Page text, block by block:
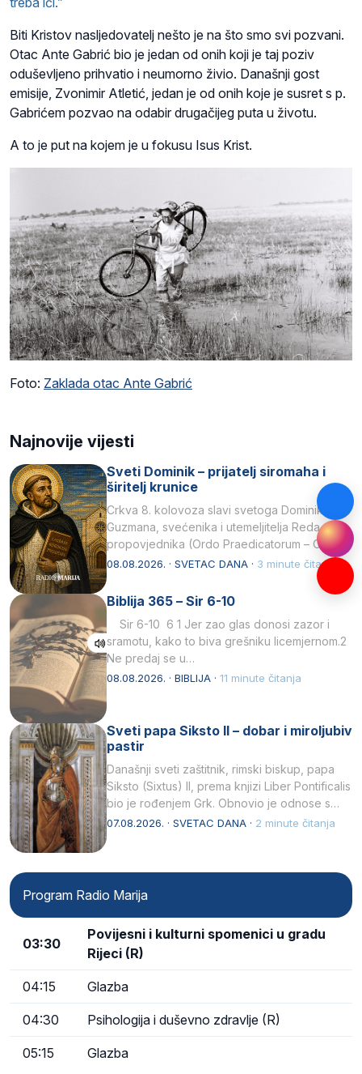
Biti Kristov nasljedovatelj nešto je na što smo svi pozvani.
Otac Ante Gabrić bio je jedan od onih koji je taj poziv
oduševljeno prihvatio i neumorno živio. Današnji gost
emisije, Zvonimir Atletić, jedan je od onih koje je susret s p.
Gabrićem pozvao na odabir drugačijeg puta u životu.
A to je put na kojem je u fokusu Isus Krist.
Foto: Zaklada otac Ante Gabrić
Najnovije vijesti
Sveti Dominik – prijatelj siromaha i
širitelj krunice
Crkva 8. kolovoza slavi svetoga Dominika
Guzmana, svećenika i utemeljitelja Reda
propovjednika (Ordo Praedicatorum – OP).
Svojim životom, dubokom ljubavlju prema
08.08.2026. · SVETAC DANA · 3 minute čitanja
Biblija 365 – Sir 6-10
Sir 6-10 6 1 Jer zao glas donosi zazor i
sramotu, kako to biva grešniku licemjernom.2
Ne predaj se u…
08.08.2026. · BIBLIJA · 11 minute čitanja
Sveti papa Siksto II – dobar i miroljubiv
pastir
Današnji sveti zaštitnik, rimski biskup, papa
Siksto (Sixtus) II, prema knjizi Liber Pontificalis
bio je rođenjem Grk. Obnovio je odnose s
afričkim…
07.08.2026. · SVETAC DANA · 2 minute čitanja
Program Radio Marija
03:30
Povijesni i kulturni spomenici u gradu
Rijeci (R)
04:15 Glazba
04:30 Psihologija i duševno zdravlje (R)
05:15 Glazba